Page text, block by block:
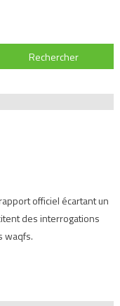
Rechercher :
officiel écartant un
des interrogations
waqfs.